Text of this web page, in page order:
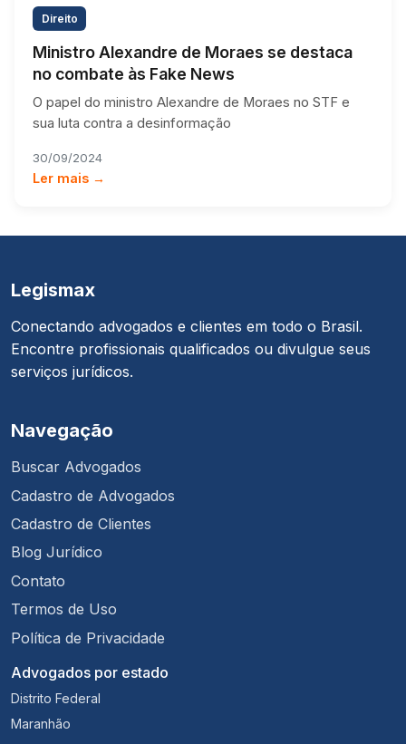
Direito
Ministro Alexandre de Moraes se destaca
no combate às Fake News
O papel do ministro Alexandre de Moraes no STF e
sua luta contra a desinformação
30/09/2024
Ler mais →
Legismax
Conectando advogados e clientes em todo o Brasil.
Encontre profissionais qualificados ou divulgue seus
serviços jurídicos.
Navegação
Buscar Advogados
Cadastro de Advogados
Cadastro de Clientes
Blog Jurídico
Contato
Termos de Uso
Política de Privacidade
Advogados por estado
Distrito Federal
Maranhão